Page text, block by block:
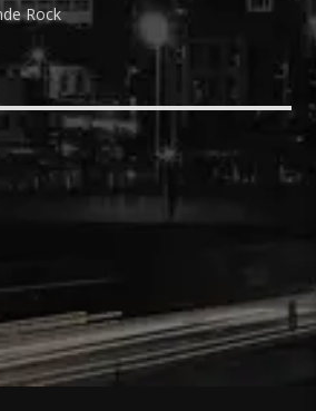
Rock